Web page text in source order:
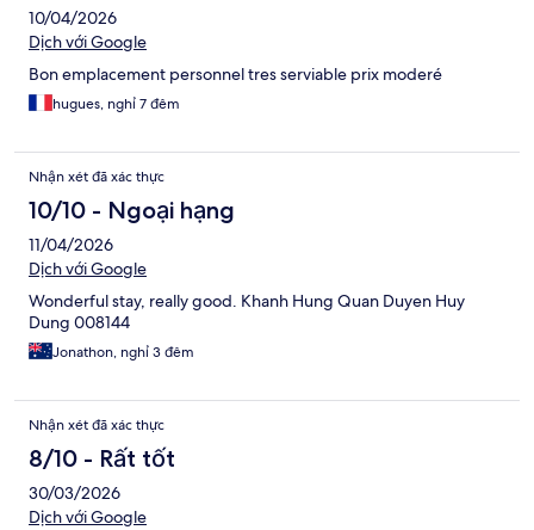
10/04/2026
Dịch với Google
Bon emplacement personnel tres serviable prix moderé
hugues, nghỉ 7 đêm
Nhận xét đã xác thực
10/10 - Ngoại hạng
11/04/2026
Dịch với Google
Wonderful stay, really good. Khanh Hung Quan Duyen Huy
Dung 008144
Jonathon, nghỉ 3 đêm
Nhận xét đã xác thực
8/10 - Rất tốt
30/03/2026
Dịch với Google